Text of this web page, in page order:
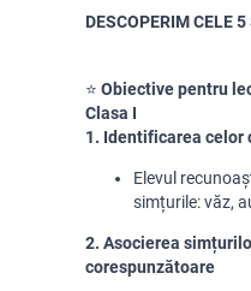
DESCOPERIM CELE
⭐ Obiective pentru
Clasa I
1. Identificarea celor
Elevul
simțurile: văz,
2. Asocierea
corespunzătoare